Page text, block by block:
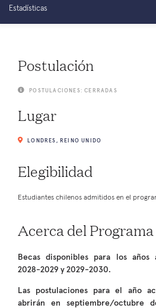
Estadísticas
FotosPostulación
POSTULACIONES: CERRADAS
Lugar
LONDRES, REINO UNIDO
Elegibilidad
Estudiantes chilenos admitidos en el
Acerca del Programa
Becas disponibles para los años
2028-2029 y 2029-2030.
Las postulaciones para el año
abrirán en septiembre/octubre